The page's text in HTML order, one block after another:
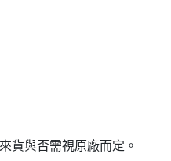
貨與否需視原廠而定。